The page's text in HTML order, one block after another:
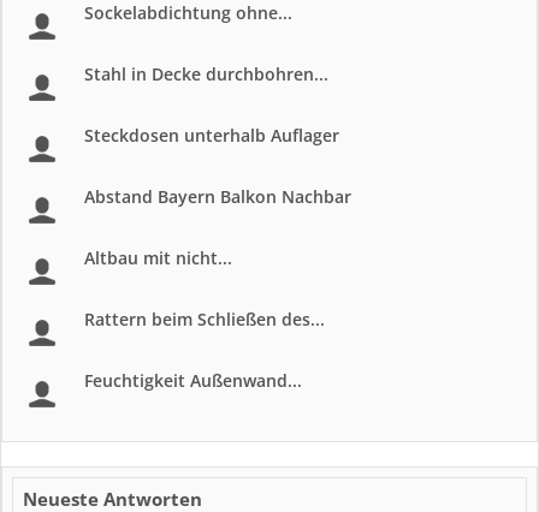
Sockelabdichtung ohne...
Stahl in Decke durchbohren...
Steckdosen unterhalb Auflager
Abstand Bayern Balkon Nachbar
Altbau mit nicht...
Rattern beim Schließen des...
Feuchtigkeit Außenwand...
Neueste Antworten